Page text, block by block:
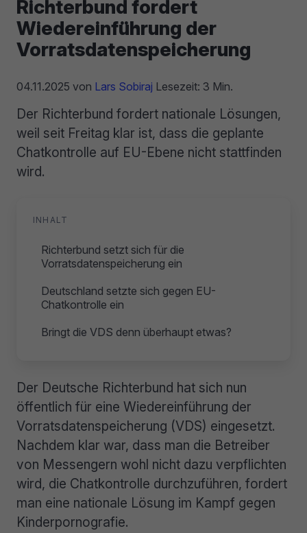
Richterbund fordert
Wiedereinführung der
Vorratsdatenspeicherung
04.11.2025 von Lars Sobiraj Lesezeit: 3 Min.
Der Richterbund fordert nationale Lösungen,
weil seit Freitag klar ist, dass die geplante
Chatkontrolle auf EU-Ebene nicht stattfinden
wird.
INHALT
Richterbund setzt sich für die
Vorratsdatenspeicherung ein
Deutschland setzte sich gegen EU-
Chatkontrolle ein
Bringt die VDS denn überhaupt etwas?
Der Deutsche Richterbund hat sich nun
öffentlich für eine Wiedereinführung der
Vorratsdatenspeicherung (VDS) eingesetzt.
Nachdem klar war, dass man die Betreiber
von Messengern wohl nicht dazu verpflichten
wird, die Chatkontrolle durchzuführen, fordert
man eine nationale Lösung im Kampf gegen
Kinderpornografie.